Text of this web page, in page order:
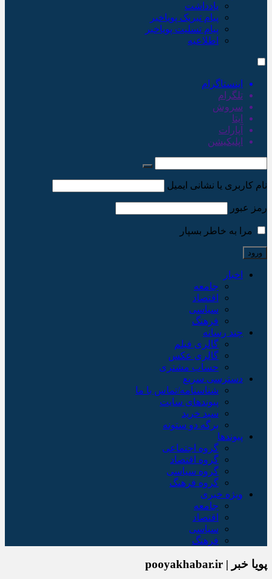
یادداشت
پیام تبریک پویاخبر
پیام تسلیت پویاخبر
اطلاعیه
اینستاگرام
تلگرام
سروش
ایتا
آپارات
اپلیکیشن
نام کاربری یا نشانی ایمیل
رمز عبور
مرا به خاطر بسپار
اخبار
جامعه
اقتصاد
سیاسی
فرهنگ
چند رسانه
گالری فیلم
گالری عکس
حساب مشتری
دسترسی سریع
شناسنامه/تماس با ما
پیوندهای سایت
سبد خريد
برگه دو ستونه
پیوندها
گروه اجتماعی
گروه اقتصاد
گروه سیاسی
گروه فرهنگ
ویژه خبری
جامعه
اقتصاد
سیاسی
فرهنگ
پویا خبر | pooyakhabar.ir